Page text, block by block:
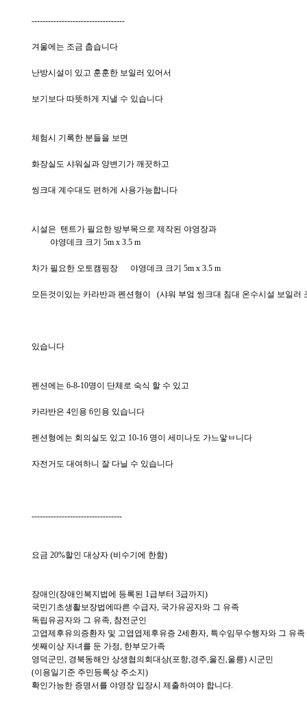
----------------------------------
겨울에는 조금 춥습니다
난방시설이 있고 훈훈한 보일러 있어서
보기보다 따뜻하게 지낼 수 있습니다
체험시 기록한 분들을 보면
화장실도 샤워실과 양변기가 깨끗하고
씽크대 계수대도 편하게 사용가능합니다
시설은 텐트가 필요한 방부목으로 제작된 야영장과
야영데크 크기 5m x 3.5 m
차가 필요한 오토캠핑장 야영데크 크기 5m x 3.5 m
모든것이있는 카라반과 펜션형이 (샤워 부엌 씽크대 침대 온수시설 보일러
있습니다
펜션에는 6-8-10명이 단체로 숙식 할 수 있고
카라반은 4인용 6인용 있습니다
펜션형에는 회의실도 있고 10-16 명이 세미나도 가느앟ㅂ니다
자전거도 대여하니 잘 다닐 수 있습니다
---------------------------------
요금 20%할인 대상자 (비수기에 한함)
장애인(장애인복지법에 등록된 1급부터 3급까지)
국민기초생활보장법에따른 수급자, 국가유공자와 그 유족
독립유공자와 그 유족, 참전군인
고엽제후유의증환자 및 고엽엽제후유증 2세환자, 특수임무수행자와 그 유족
셋째이상 자녀를 둔 가정, 한부모가족
영덕군민, 경북동해안 상생협의회대상(포항,경주,울진,울릉) 시군민
(이용일기준 주민등록상 주소지)
확인가능한 증명서를 야영장 입장시 제출하여야 합니다.